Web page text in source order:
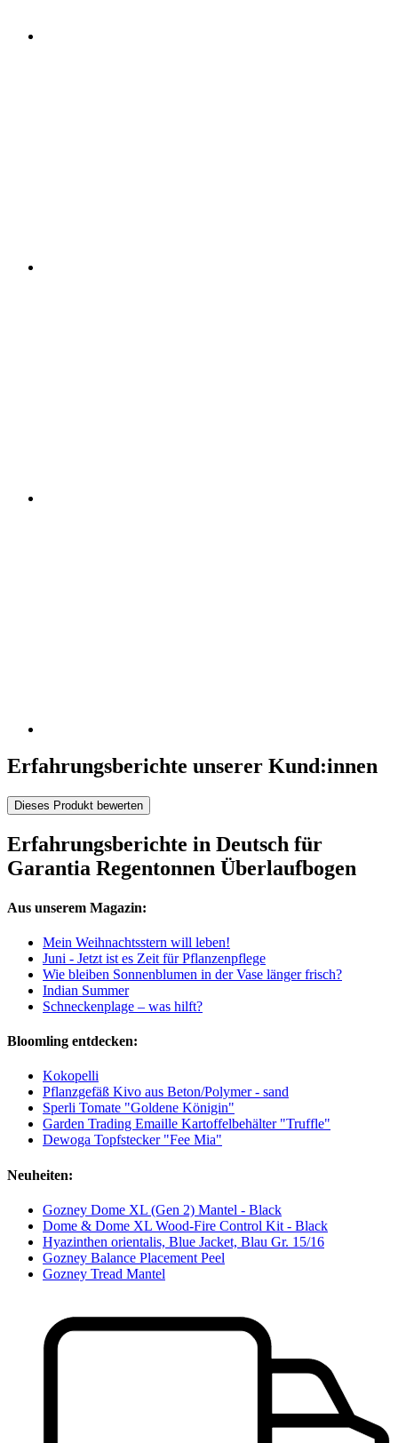
Erfahrungsberichte unserer Kund:innen
Dieses Produkt bewerten
Erfahrungsberichte in Deutsch für
Garantia Regentonnen Überlaufbogen
Aus unserem Magazin:
Mein Weihnachtsstern will leben!
Juni - Jetzt ist es Zeit für Pflanzenpflege
Wie bleiben Sonnenblumen in der Vase länger frisch?
Indian Summer
Schneckenplage – was hilft?
Bloomling entdecken:
Kokopelli
Pflanzgefäß Kivo aus Beton/Polymer - sand
Sperli Tomate "Goldene Königin"
Garden Trading Emaille Kartoffelbehälter "Truffle"
Dewoga Topfstecker "Fee Mia"
Neuheiten:
Gozney Dome XL (Gen 2) Mantel - Black
Dome & Dome XL Wood-Fire Control Kit - Black
Hyazinthen orientalis, Blue Jacket, Blau Gr. 15/16
Gozney Balance Placement Peel
Gozney Tread Mantel